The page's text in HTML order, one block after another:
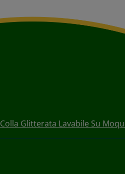
Colla Glitterata Lavabile Su